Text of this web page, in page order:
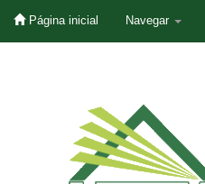
Página inicial Navegar